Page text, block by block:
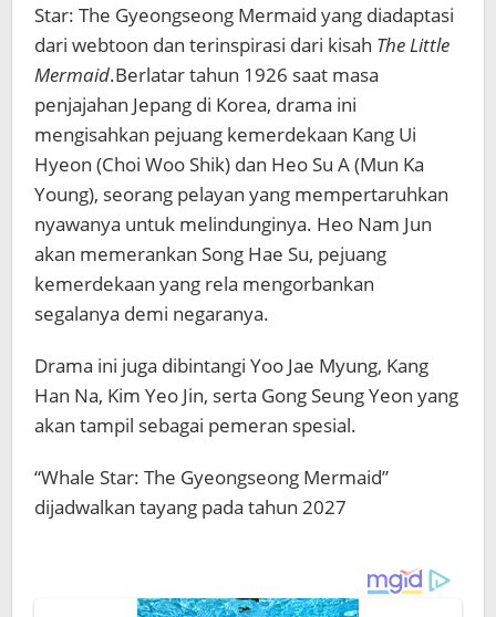
Star: The Gyeongseong Mermaid yang diadaptasi
dari webtoon dan terinspirasi dari kisah The Little
Mermaid.Berlatar tahun 1926 saat masa
penjajahan Jepang di Korea, drama ini
mengisahkan pejuang kemerdekaan Kang Ui
Hyeon (Choi Woo Shik) dan Heo Su A (Mun Ka
Young), seorang pelayan yang mempertaruhkan
nyawanya untuk melindunginya. Heo Nam Jun
akan memerankan Song Hae Su, pejuang
kemerdekaan yang rela mengorbankan
segalanya demi negaranya.
Drama ini juga dibintangi Yoo Jae Myung, Kang
Han Na, Kim Yeo Jin, serta Gong Seung Yeon yang
akan tampil sebagai pemeran spesial.
“Whale Star: The Gyeongseong Mermaid”
dijadwalkan tayang pada tahun 2027